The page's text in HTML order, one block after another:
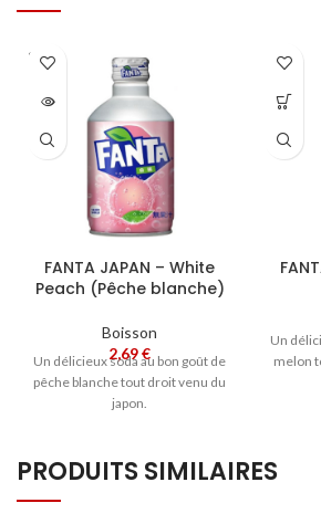
SOLD
OUT
FANTA JAPAN – White
Peach (Pêche blanche)
Boisson
2,69€
Un délicieux soda au bon goût de
pêche blanche tout droit venu du
japon.
Un
melon
PRODUITS SIMILAIRES